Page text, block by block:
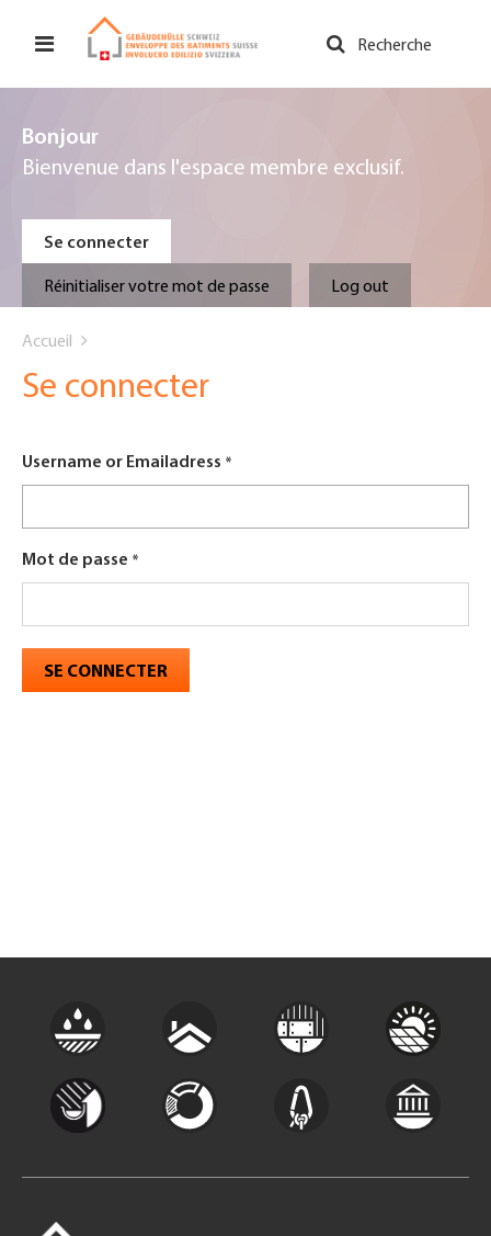
principal
Recherche
Bonjour
Bienvenue dans l'espace membre exclusif.
Primary
tabs
Se connecter
Réinitialiser votre mot de passe Log out
are
here
Accueil
Se connecter
Username or Emailadress
Mot de passe
SE CONNECTER